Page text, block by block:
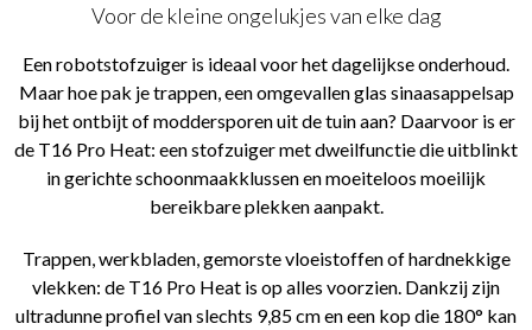
Voor de kleine ongelukjes van elke dag
Een robotstofzuiger is ideaal voor het dagelijkse onderhoud.
Maar hoe pak je trappen, een omgevallen glas sinaasappelsap
bij het ontbijt of moddersporen uit de tuin aan? Daarvoor is er
de T16 Pro Heat: een stofzuiger met dweilfunctie die uitblinkt
in gerichte schoonmaakklussen en moeiteloos moeilijk
bereikbare plekken aanpakt.
Trappen, werkbladen, gemorste vloeistoffen of hardnekkige
vlekken: de T16 Pro Heat is op alles voorzien. Dankzij zijn
ultradunne profiel van slechts 9,85 cm en een kop die 180° kan